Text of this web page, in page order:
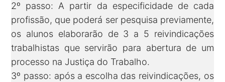
2º passo: A partir da especificidade de cada
profissão, que poderá ser pesquisa previamente,
os alunos elaborarão de 3 a 5 reivindicações
trabalhistas que servirão para abertura de um
processo na Justiça do Trabalho.
3º passo: após a escolha das reivindicações, os